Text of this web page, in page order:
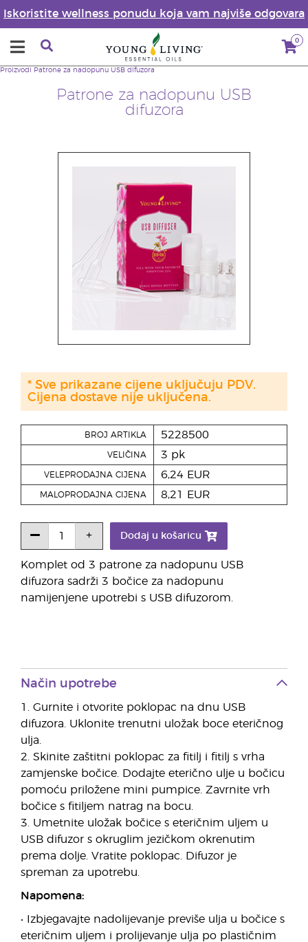
Iskoristite wellness ponudu koja vam najviše odgovara
0
Patrone za nadopunu USB
difuzora
Proizvodi Patrone za nadopunu USB difuzora
Komplet od 3 patrone za nadopunu USB
difuzora sadrži 3 bočice za nadopunu
namijenjene upotrebi s USB difuzorom.
BROJ ARTIKLA 5228500
VELIČINA 3 pk
VELEPRODAJNA CIJENA 6,24 EUR
MALOPRODAJNA CIJENA 8,21 EUR
Dodaj u košaricu
* Sve prikazane cijene uključuju PDV.
Cijena dostave nije uključena.
Način upotrebe
1. Gurnite i otvorite poklopac na dnu USB
difuzora. Uklonite trenutni uložak boce eteričnog
ulja.
2. Skinite zaštitni poklopac za fitilj i fitilj s vrha
zamjenske bočice. Dodajte eterično ulje u bočicu
pomoću priložene mini pumpice. Zavrnite vrh
bočice s fitiljem natrag na bocu.
3. Umetnite uložak bočice s eteričnim uljem u
USB difuzor s okruglim jezičkom okrenutim
prema dolje. Vratite poklopac. Difuzor je
spreman za upotrebu.
Napomena:
• Izbjegavajte nadolijevanje previše ulja u bočice s
eteričnim uljem i prolijevanje ulja po plastičnim